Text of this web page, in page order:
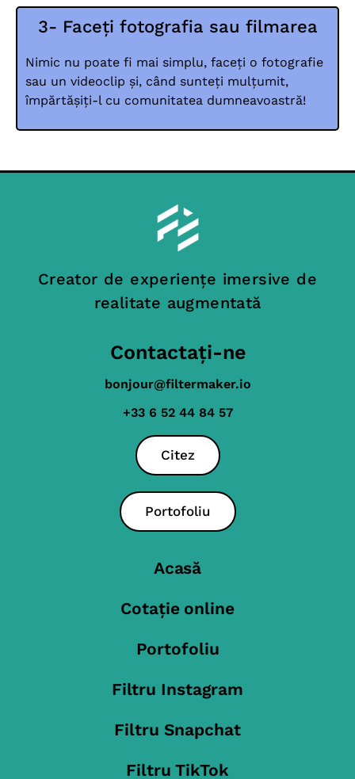
3- Faceți fotografia sau filmarea
Nimic nu poate fi mai simplu, faceți o fotografie
sau un videoclip și, când sunteți mulțumit,
împărtășiți-l cu comunitatea dumneavoastră!
Creator de experiențe imersive de
realitate augmentată
Contactați-ne
bonjour@filtermaker.io
+33 6 52 44 84 57
Citez
Portofoliu
Acasă
Cotație online
Portofoliu
Filtru Instagram
Filtru Snapchat
Filtru TikTok